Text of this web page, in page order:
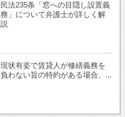
民法235条「窓への目隠し設置義
務」について弁護士が詳しく解
説
現状有姿で賃貸人が修繕義務を
負わない旨の特約がある場合、...